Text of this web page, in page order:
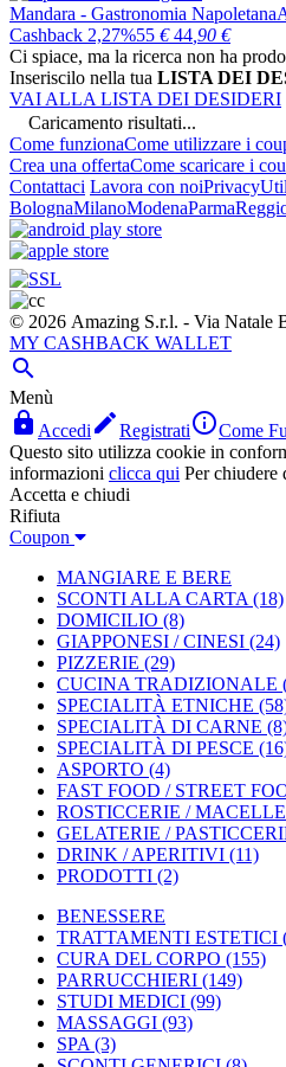
Mandara - Gastronomia Napoletana
Cashback 2,27%55 € 44 ,90 €
Ci spiace, ma la ricerca non ha
Inseriscilo nella tua LISTA DEI
VAI ALLA LISTA DEI DESIDERI
Caricamento risultati...
Come funzionaCome utilizzare i
Crea una offertaCome scaricare i
Contattaci Lavora con noiPrivacy
BolognaMilanoModenaParma
© 2026 Amazing S.r.l. - Via Natale
MY CASHBACK WALLET

Menù
 Accedi RegistratiCome
Questo sito utilizza cookie in
informazioni clicca qui Per chiudere
Accetta e chiudi
Rifiuta
Coupon
MANGIARE E BERE
SCONTI ALLA CARTA (18)
DOMICILIO (8)
GIAPPONESI / CINESI (24)
PIZZERIE (29)
CUCINA TRADIZIONALE
SPECIALITÀ ETNICHE
SPECIALITÀ DI CARNE
SPECIALITÀ DI PESCE
ASPORTO (4)
FAST FOOD / STREET
ROSTICCERIE /
GELATERIE /
DRINK / APERITIVI (11)
PRODOTTI (2)
BENESSERE
TRATTAMENTI ESTETICI
CURA DEL CORPO (155)
PARRUCCHIERI (149)
STUDI MEDICI (99)
MASSAGGI (93)
SPA (3)